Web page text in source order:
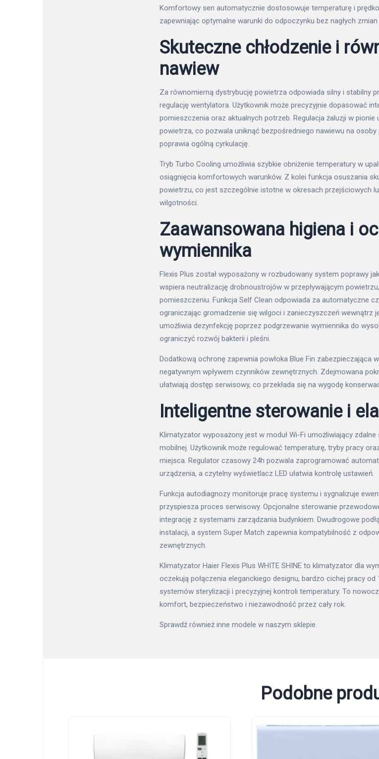
Komfortowy sen automatycznie dostosowuje temperaturę i
zapewniając optymalne warunki do odpoczynku bez nagłych
Skuteczne chłodzenie i
nawiew
Za równomierną dystrybucję powietrza odpowiada silny i stabilny
regulację wentylatora. Użytkownik może precyzyjnie dopasować
pomieszczenia oraz aktualnych potrzeb. Regulacja żaluzji w
powietrza, co pozwala uniknąć bezpośredniego nawiewu na
poprawia ogólną cyrkulację.
Tryb Turbo Cooling umożliwia szybkie obniżenie temperatury w
osiągnięcia komfortowych warunków. Z kolei funkcja osuszania
powietrzu, co jest szczególnie istotne w okresach przejściowych
wilgotności.
Zaawansowana higiena i
wymiennika
Flexis Plus został wyposażony w rozbudowany system poprawy
wspiera neutralizację drobnoustrojów w przepływającym
pomieszczeniu. Funkcja Self Clean odpowiada za automatyczne
ograniczając gromadzenie się wilgoci i zanieczyszczeń wewnątrz
umożliwia dezynfekcję poprzez podgrzewanie wymiennika do
ograniczyć rozwój bakterii i pleśni.
Dodatkową ochronę zapewnia powłoka Blue Fin zabezpieczająca
negatywnym wpływem czynników zewnętrznych. Zdejmowana
ułatwiają dostęp serwisowy, co przekłada się na wygodę
Inteligentne sterowanie i
Klimatyzator wyposażony jest w moduł Wi-Fi umożliwiający
mobilnej. Użytkownik może regulować temperaturę, tryby pracy
miejsca. Regulator czasowy 24h pozwala zaprogramować
urządzenia, a czytelny wyświetlacz LED ułatwia kontrolę ustawień.
Funkcja autodiagnozy monitoruje pracę systemu i sygnalizuje
przyspiesza proces serwisowy. Opcjonalne sterowanie
integrację z systemami zarządzania budynkiem. Dwudrogowe
instalacji, a system Super Match zapewnia kompatybilność z
zewnętrznych.
Klimatyzator Haier Flexis Plus WHITE SHINE to klimatyzator dla
oczekują połączenia eleganckiego designu, bardzo cichej pracy
systemów sterylizacji i precyzyjnej kontroli temperatury. To
komfort, bezpieczeństwo i niezawodność przez cały rok.
Sprawdź również inne modele w naszym sklepie
Podobne